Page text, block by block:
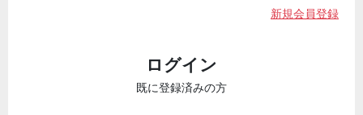
新規会員登録
ログイン
既に登録済みの方